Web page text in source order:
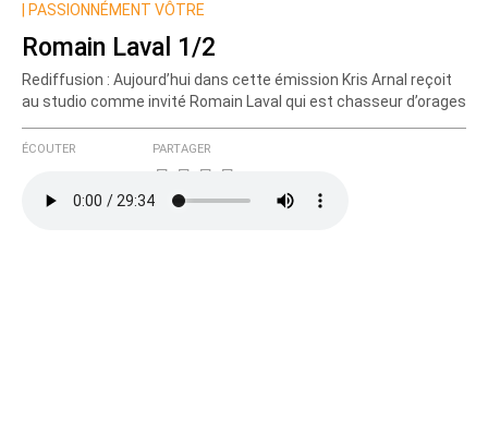
PASSIONNÉMENT VÔTRE
Romain Laval 1/2
Rediffusion : Aujourd’hui dans cette émission Kris Arnal reçoit
au studio comme invité Romain Laval qui est chasseur d’orages
ÉCOUTER PARTAGER